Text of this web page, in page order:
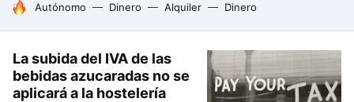
HOY SE HABLA DE
Autónomo Dinero Alquiler Dinero
La subida del IVA de las
bebidas azucaradas no se
aplicará a la hostelería